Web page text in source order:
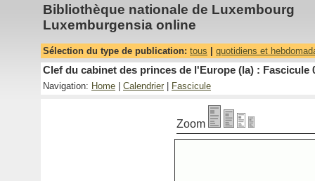
Bibliothèque nationale de Luxembourg
Luxemburgensia online
Sélection du type de publication: tous quotidiens et
Clef du cabinet des princes de l'Europe (la) : Fascicule
Navigation: Home Calendrier Fascicule
Zoom